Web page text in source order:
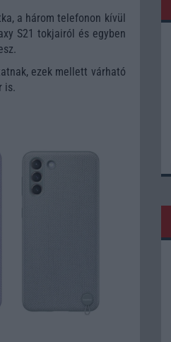
a három telefonon kívül
S21 tokjairól és egyben
ezek mellett várható
is.